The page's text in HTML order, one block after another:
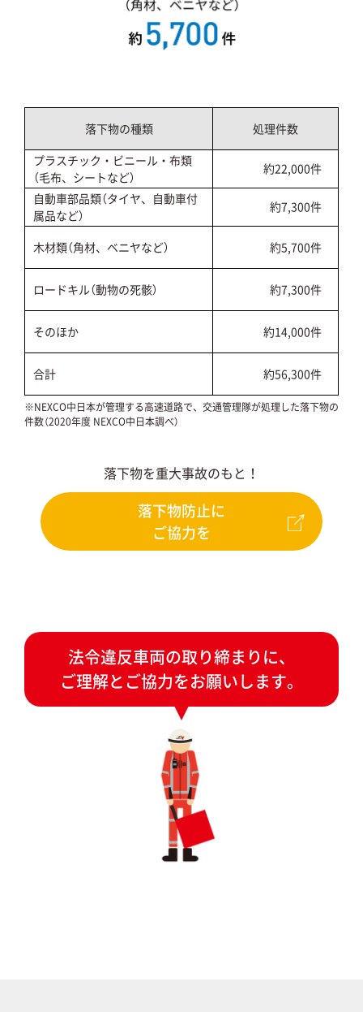
落下物の種類
処理件数
プラスチック・ビニール・布類
（毛布、シートなど）
約22,000件
自動車部品類（タイヤ、自動車付
属品など）
約7,300件
木材類（角材、ベニヤなど） 約5,700件
ロードキル（動物の死骸） 約7,300件
そのほか 約14,000件
合計 約56,300件
※NEXCO中日本が管理する高速道路で、交通管理隊が処理した落下物の
件数（2020年度 NEXCO中日本調べ）
落下物を重大事故のもと！
落下物防止に
ご協力を
法令違反車両の取り締まりに、
ご理解とご協力をお願いします。